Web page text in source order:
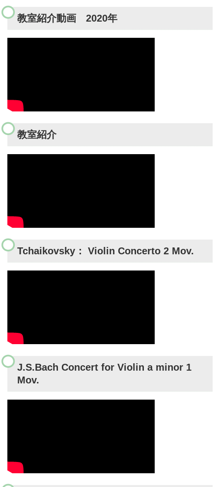
教室紹介動画 2020年
教室紹介
Tchaikovsky： Violin Concerto 2 Mov.
J.S.Bach Concert for Violin a minor 1
Mov.